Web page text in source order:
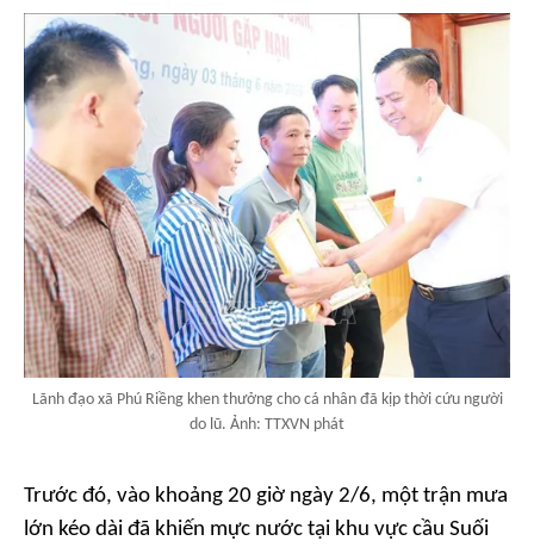
Lãnh đạo xã Phú Riềng khen thưởng cho cá nhân đã kịp thời cứu người
do lũ. Ảnh: TTXVN phát
Trước đó, vào khoảng 20 giờ ngày 2/6, một trận mưa
lớn kéo dài đã khiến mực nước tại khu vực cầu Suối